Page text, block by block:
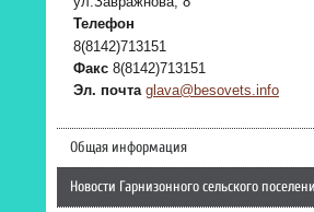
Телефон
8(8142)713151
Факс 8(8142)713151
Эл. почта glava@besovets.info
Общая информация
Новости Гарнизонного сельского